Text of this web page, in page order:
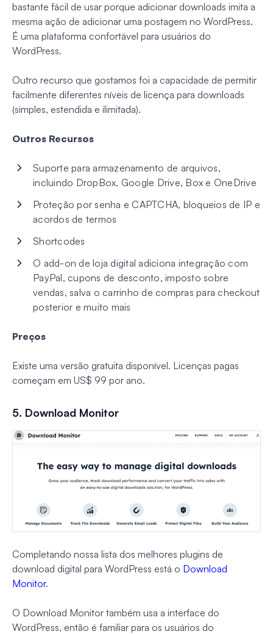
bastante fácil de usar porque adicionar downloads imita a
mesma ação de adicionar uma postagem no WordPress.
É uma plataforma confortável para usuários do
WordPress.
Outro recurso que gostamos foi a capacidade de permitir
facilmente diferentes níveis de licença para downloads
(simples, estendida e ilimitada).
Outros Recursos
Suporte para armazenamento de arquivos,
incluindo DropBox, Google Drive, Box e OneDrive
Proteção por senha e CAPTCHA, bloqueios de IP e
acordos de termos
Shortcodes
O add-on de loja digital adiciona integração com
PayPal, cupons de desconto, imposto sobre
vendas, salva o carrinho de compras para checkout
posterior e muito mais
Preços
Existe uma versão gratuita disponível. Licenças pagas
começam em US$ 99 por ano.
5. Download Monitor
Completando nossa lista dos melhores plugins de
download digital para WordPress está o Download
Monitor.
O Download Monitor também usa a interface do
WordPress, então é familiar para os usuários do